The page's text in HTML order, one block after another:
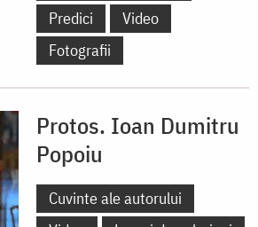
Predici
Video
Fotografii
Protos. Ioan Dumitru
Popoiu
Cuvinte ale autorului